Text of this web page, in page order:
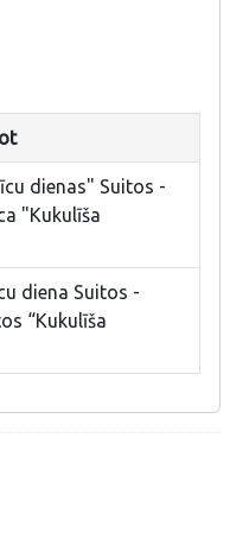
dienas" Suitos -
"Kukulīša
diena Suitos -
“Kukulīša